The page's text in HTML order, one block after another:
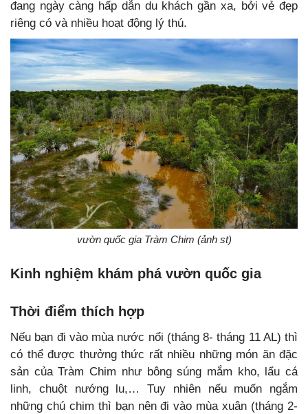
đang ngày càng hấp dẫn du khách gần xa, bởi vẻ đẹp
riêng có và nhiều hoạt động lý thú.
vườn quốc gia Tràm Chim (ảnh st)
Kinh nghiệm khám phá vườn quốc gia
Thời điểm thích hợp
Nếu bạn đi vào mùa nước nổi (tháng 8- tháng 11 AL) thì
có thể được thưởng thức rất nhiều những món ăn đặc
sản của Tràm Chim như bông súng mắm kho, lẩu cá
linh, chuột nướng lu,… Tuy nhiên nếu muốn ngắm
những chú chim thì bạn nên đi vào mùa xuân (tháng 2-